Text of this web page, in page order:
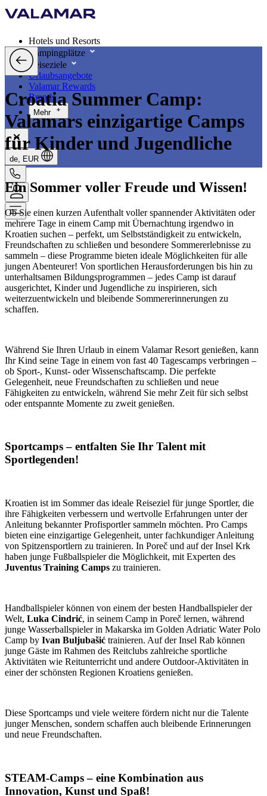
Hotels und Resorts
Campingplätze
Reiseziele
Urlaubsangebote
Valamar Rewards
Brands
Mehr
de, EUR
Croatia Summer Camp:
Valamars einzigartige Camps
für Kinder und Jugendliche
Ein Sommer voller Freude und Wissen!
Ob Sie einen kurzen Aufenthalt voller spannender Aktivitäten oder
mehrere Tage in einem Camp mit Übernachtung irgendwo in
Kroatien suchen – perfekt, um Selbstständigkeit zu entwickeln,
Freundschaften zu schließen und besondere Sommererlebnisse zu
sammeln – diese Programme bieten ideale Möglichkeiten für alle
jungen Abenteurer! Von sportlichen Herausforderungen bis hin zu
unterhaltsamen Bildungsprogrammen – jedes Camp ist darauf
ausgerichtet, Kinder und Jugendliche zu inspirieren, sich
weiterzuentwickeln und bleibende Sommererinnerungen zu
schaffen.
Während Sie Ihren Urlaub in einem Valamar Resort genießen, kann
Ihr Kind seine Tage in einem von fast 40 Tagescamps verbringen –
ob Sport-, Kunst- oder Wissenschaftscamp. Die perfekte
Gelegenheit, neue Freundschaften zu schließen und neue
Fähigkeiten zu entwickeln, während Sie mehr Zeit für sich selbst
oder entspannte Momente zu zweit genießen.
Sportcamps – entfalten Sie Ihr Talent mit
Sportlegenden!
Kroatien ist im Sommer das ideale Reiseziel für junge Sportler, die
ihre Fähigkeiten verbessern und wertvolle Erfahrungen unter der
Anleitung bekannter Profisportler sammeln möchten. Pro Camps
bieten eine einzigartige Gelegenheit, unter fachkundiger Anleitung
von Spitzensportlern zu trainieren. In Poreč und auf der Insel Krk
haben junge Fußballspieler die Möglichkeit, mit Experten des
Juventus Training Camps zu trainieren.
Handballspieler können von einem der besten Handballspieler der
Welt, Luka Cindrić, in seinem Camp in Poreč lernen, während
junge Wasserballspieler in Makarska im Golden Adriatic Water Polo
Camp by Ivan Buljubašić trainieren. Auf der Insel Rab können
junge Gäste im Rahmen des Reitclubs zahlreiche sportliche
Aktivitäten wie Reitunterricht und andere Outdoor-Aktivitäten in
einer der schönsten Regionen Kroatiens genießen.
Diese Sportcamps und viele weitere fördern nicht nur die Talente
junger Menschen, sondern schaffen auch bleibende Erinnerungen
und neue Freundschaften.
STEAM-Camps – eine Kombination aus
Innovation, Kunst und Spaß!